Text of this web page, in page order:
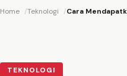
Home Teknologi Cara
TEKNOLOGI